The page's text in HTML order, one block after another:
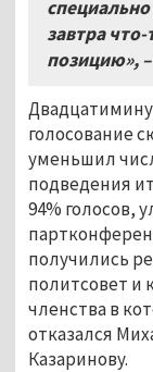
завтра
позицию»,
голосование
уменьшил
подведения
94% голосов,
получились
политсовет и
членства в
отказался
Казаринову.